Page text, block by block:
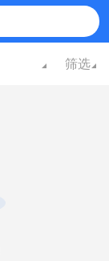
筛选